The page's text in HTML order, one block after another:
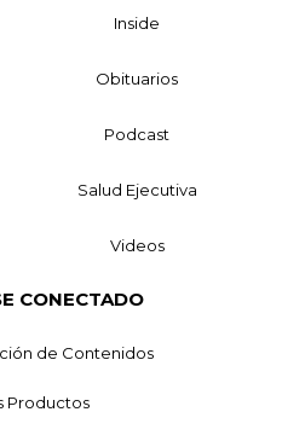
Inside
Obituarios
Podcast
Salud Ejecutiva
Videos
CONECTADO
de Contenidos
Productos